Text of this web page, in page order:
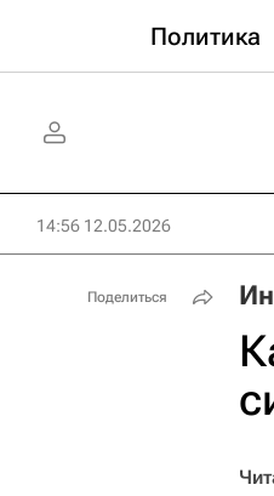
Политика
14:56 12.05.2026
Поделиться